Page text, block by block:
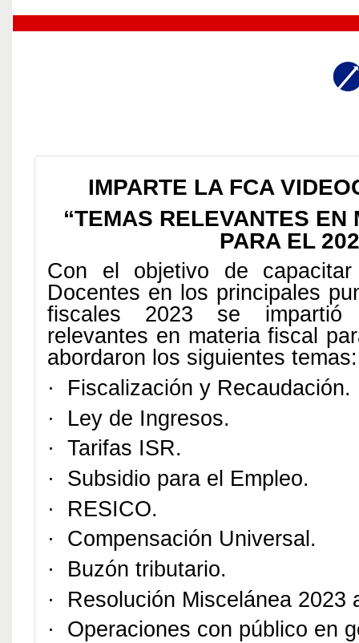
IMPARTE LA FCA
“TEMAS RELEVANTES EN
PARA EL
Con el objetivo de
Docentes en los principales
fiscales 2023 se impartió
relevantes en materia fiscal
abordaron los siguientes temas:
· Fiscalización y Recaudación.
· Ley de Ingresos.
· Tarifas ISR.
· Subsidio para el Empleo.
· RESICO.
· Compensación Universal.
· Buzón tributario.
· Resolución Miscelánea 2023
· Operaciones con público en